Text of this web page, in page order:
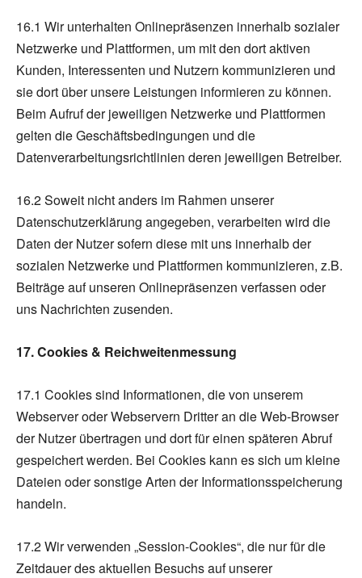
16.1 Wir unterhalten Onlinepräsenzen innerhalb sozialer
Netzwerke und Plattformen, um mit den dort aktiven
Kunden, Interessenten und Nutzern kommunizieren und
sie dort über unsere Leistungen informieren zu können.
Beim Aufruf der jeweiligen Netzwerke und Plattformen
gelten die Geschäftsbedingungen und die
Datenverarbeitungsrichtlinien deren jeweiligen Betreiber.
16.2 Soweit nicht anders im Rahmen unserer
Datenschutzerklärung angegeben, verarbeiten wird die
Daten der Nutzer sofern diese mit uns innerhalb der
sozialen Netzwerke und Plattformen kommunizieren, z.B.
Beiträge auf unseren Onlinepräsenzen verfassen oder
uns Nachrichten zusenden.
17. Cookies & Reichweitenmessung
17.1 Cookies sind Informationen, die von unserem
Webserver oder Webservern Dritter an die Web-Browser
der Nutzer übertragen und dort für einen späteren Abruf
gespeichert werden. Bei Cookies kann es sich um kleine
Dateien oder sonstige Arten der Informationsspeicherung
handeln.
17.2 Wir verwenden „Session-Cookies“, die nur für die
Zeitdauer des aktuellen Besuchs auf unserer